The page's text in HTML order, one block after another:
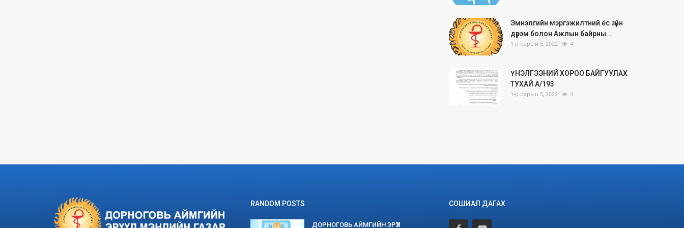
Эмнэлгийн мэргэжилтний ёс зүйн
дүрэм болон Ажлын байрны...
1-р сарын 5, 2022 4
ҮНЭЛГЭЭНИЙ ХОРОО БАЙГУУЛАХ
ТУХАЙ А/193
1-р сарын 5, 2022 4
RANDOM POSTS
ДОРНОГОВЬ АЙМГИЙН ЭРҮҮЛ
СОШИАЛ ДАГАХ